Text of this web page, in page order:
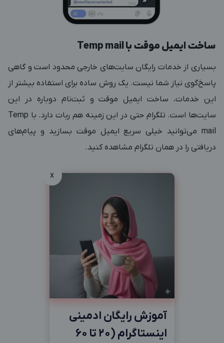
ساخت ایمیل موقت با Temp mail
بسیاری از خدمات رایگان سایت‌های خارجی محدود است و گاهی
پاسخ‌گوی نیاز شما نیست. یک روش ساده برای استفاده بیشتر از
این خدمات، ساخت ایمیل موقت و ثبت‌نام دوباره در این
سایت‌ها است. تلگرام حتی در این زمینه هم ربات دارد. با Temp
mail می‌توانید خیلی سریع ایمیل موقت بسازید و پیام‌های
دریافتی را در همان تلگرام مشاهده کنید.
x
آموزش رایگان ادمینی
اینستاگرام (20 تا 60